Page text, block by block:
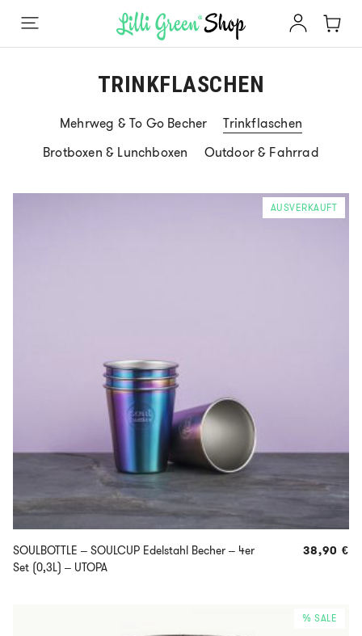
TRINKFLASCHEN
Mehrweg & To Go Becher
Trinkflaschen
Brotboxen & Lunchboxen
Outdoor & Fahrrad
AUSVERKAUFT
SOULBOTTLE – SOULCUP Edelstahl Becher – 4er
Set (0,3L) – UTOPA
38,90 €
% SALE